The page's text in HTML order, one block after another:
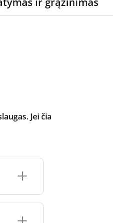
Jei čia